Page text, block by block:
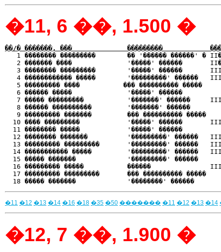
�11, 6 ��, 1.500 �
��/� �������, ���              ���������            ����
1 �������� ���������        �� '������ ������' �
2 ������� ����              '�����' ������
3 �������� ���������        '�����' ������
4 ������������ �����        '���������' ������
5 ��������� ����           ��� ���������� �����
6 ������ �����              '�����' ������
7 ����� ���������           '�������' ������
8 ������ ����������         '�������' ������
9 ��������� �������         ��� ���������� �����
10 ���� ���������            '�����' ������
11 �������� �����            '�����' ������
12 �������� �������          '���������' ������
13 ��������� ���������       '���������' ������
14 ����������� �����         '���������' ������
15 ����� �������             '���������' ������
16 ��������� �����           ������
17 ��������� ���������       ���
�11 �12 �13 �14 �16 �18 �35 �50 ������� �11 �12 �13 �14
�12, 7 ��, 1.900 �